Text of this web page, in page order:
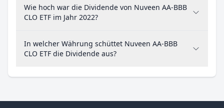
Wie hoch war die Dividende von Nuveen AA-BBB
CLO ETF im Jahr 2022?
In welcher Währung schüttet Nuveen AA-BBB
CLO ETF die Dividende aus?